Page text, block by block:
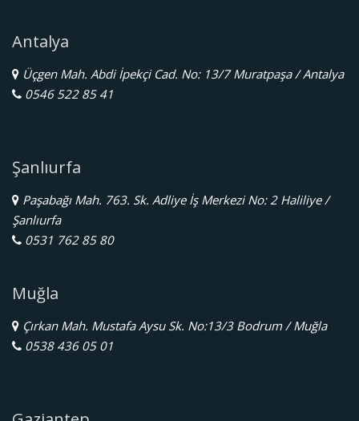
Antalya
Üçgen Mah. Abdi İpekçi Cad. No: 13/7 Muratpaşa / Antalya
0546 522 85 41
Şanlıurfa
Paşabağı Mah. 763. Sk. Adliye İş Merkezi No: 2 Haliliye /
Şanlıurfa
0531 762 85 80
Muğla
Çırkan Mah. Mustafa Aysu Sk. No:13/3 Bodrum / Muğla
0538 436 05 01